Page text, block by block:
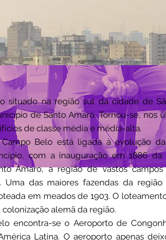
situado naregião sul da cidade de
deSanto Amaro. Tornou-se, nos
de classe média e média-alta.
Belo está ligada à evolução
com a inauguração em 1886 da
Amaro, a região de vastos
Uma das maiores fazendas da
em meados de 1903. O
alemã da região.
encontra-se o Aeroporto de
Latina. Oaeroporto apenas